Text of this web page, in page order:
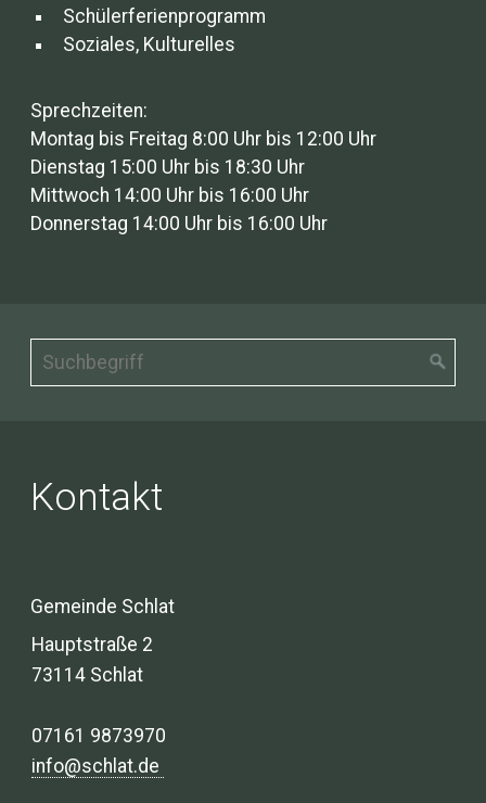
Schülerferienprogramm
Soziales, Kulturelles
Sprechzeiten:
Montag bis Freitag 8:00 Uhr bis 12:00 Uhr
Dienstag 15:00 Uhr bis 18:30 Uhr
Mittwoch 14:00 Uhr bis 16:00 Uhr
Donnerstag 14:00 Uhr bis 16:00 Uhr
Kontakt
Gemeinde Schlat
Hauptstraße 2
73114 Schlat
07161 9873970
info@schlat.de